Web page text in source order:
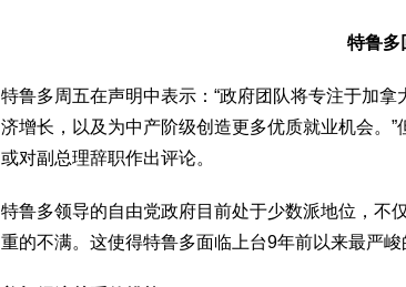
特鲁多
特鲁多周五在声明中表示：“政府团队将专注于加
济增长，以及为中产阶级创造更多优质就业机会。
或对副总理辞职作出评论。
特鲁多领导的自由党政府目前处于少数派地位，不
重的不满。这使得特鲁多面临上台9年前以来最严峻